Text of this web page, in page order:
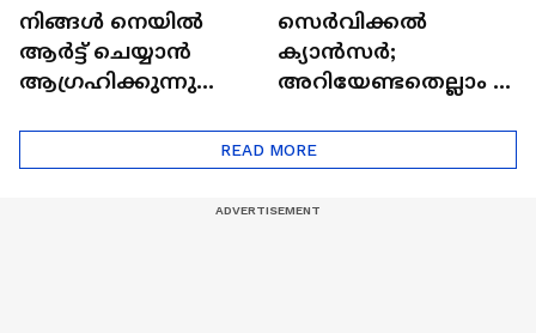
നിങ്ങൾ നെയിൽ
ആർട്ട് ചെയ്യാൻ
ആഗ്രഹിക്കുന്നുണ്ടോ
ട്രെൻഡിനെക്കുറിച്ച് |
Nail Art | Trends Cafe
സെർവിക്കൽ
ക്യാൻസർ;
അറിയേണ്ടതെല്ലാം |
Cancer
READ MORE